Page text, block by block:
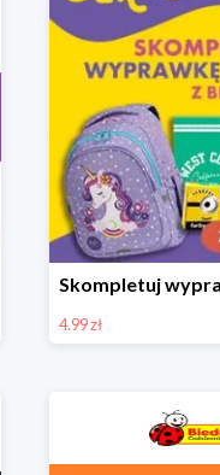
4.99 zł